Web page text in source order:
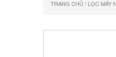
TRANG CHỦ / LỌC MÁY